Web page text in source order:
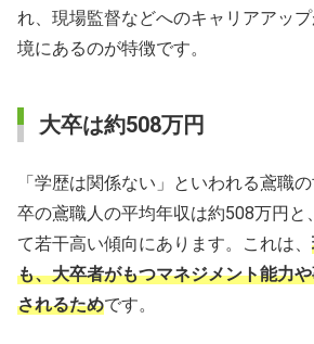
れ、現場監督などへのキャリアアッ
境にあるのが特徴です。
大卒は約508万円
「学歴は関係ない」といわれる鳶職
卒の鳶職人の平均年収は約508万円と
て若干高い傾向にあります。これは、
も、大卒者がもつマネジメント能力
されるためです。